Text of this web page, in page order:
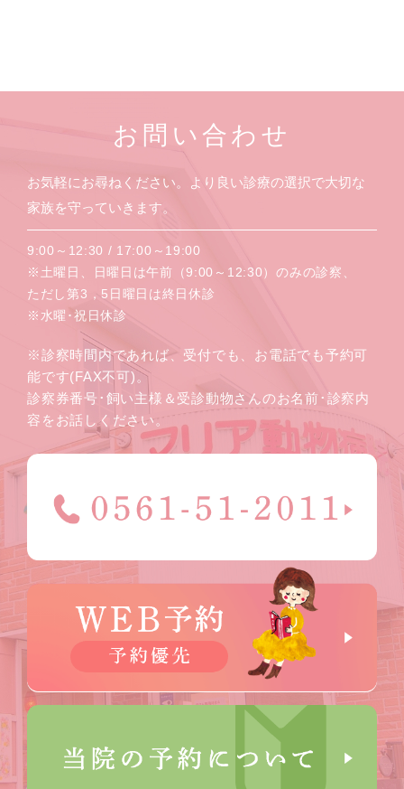
お問い合わせ
お気軽にお尋ねください。より良い診療の選択で大切な
家族を守っていきます。
9:00～12:30 / 17:00～19:00
※土曜日、日曜日は午前（9:00～12:30）のみの診察、
ただし第3，5日曜日は終日休診
※水曜･祝日休診
※診察時間内であれば、受付でも、お電話でも予約可
能です(FAX不可)。
診察券番号･飼い主様＆受診動物さんのお名前･診察内
容をお話しください。